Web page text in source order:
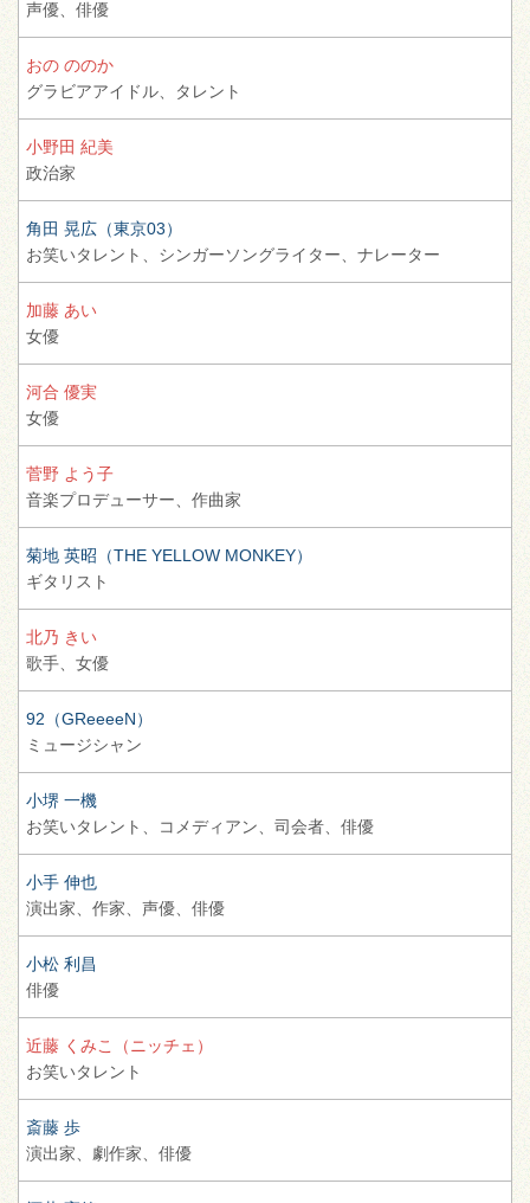
声優、 俳優
おの ののか
グラビアアイドル、
タレント
小野田 紀美
政治家
角田 晃広（東京03）
お笑いタレント、 シンガーソングライター、 ナレーター
加藤 あい
女優
河合 優実
女優
菅野 よう子
音楽プロデューサー、 作曲家
菊地 英昭（THE YELLOW MONKEY）
ギタリスト
北乃 きい
歌手、 女優
92（GReeeeN）
ミュージシャン
小堺 一機
お笑いタレント、
コメディアン、 司会者、 俳優
小手 伸也
演出家、 作家、 声優、 俳優
小松 利昌
俳優
近藤 くみこ（ニッチェ）
お笑いタレント
斎藤 歩
演出家、 劇作家、 俳優